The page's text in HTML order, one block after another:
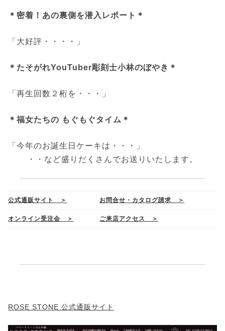
＊密着！あの裏側を潜入レポート＊
「大好評・・・・」
＊たそがれYouTuber彫刻士小林のぼやき＊
「再生回数２桁を・・・」
＊福女たちの もぐもぐタイム＊
「今年のお誕生日ケーキは・・・」
・・など盛りだくさんでお送りいたします。
公式通販サイト ＞ お問合せ・カタログ請求 ＞
オンライン受注会 ＞ ご来店アクセス ＞
ROSE STONE 公式通販サイト